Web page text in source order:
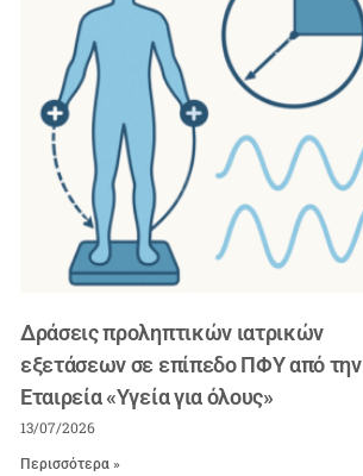
Δράσεις προληπτικών ιατρικών
εξετάσεων σε επίπεδο ΠΦΥ από την
Εταιρεία «Υγεία για όλους»
13/07/2026
Περισσότερα »